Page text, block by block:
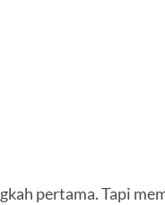
pertama. Tapi